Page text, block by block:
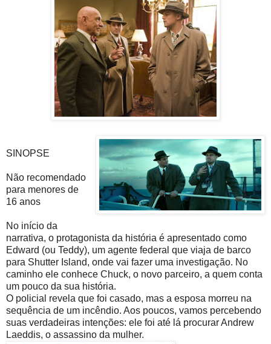
SINOPSE
Não recomendado
para menores de
16 anos
No início da
narrativa, o protagonista da história é apresentado como
Edward (ou Teddy), um agente federal que viaja de barco
para Shutter Island, onde vai fazer uma investigação. No
caminho ele conhece Chuck, o novo parceiro, a quem conta
um pouco da sua história.
O policial revela que foi casado, mas a esposa morreu na
sequência de um incêndio. Aos poucos, vamos percebendo
suas verdadeiras intenções: ele foi até lá procurar Andrew
Laeddis, o assassino da mulher.